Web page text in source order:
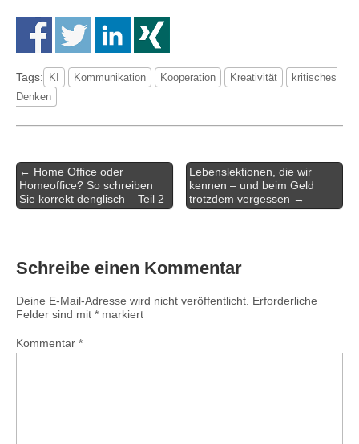
Tags: KI Kommunikation Kooperation Kreativität
kritisches
Denken
Post navigation
← Home Office oder
Homeoffice? So schreiben
Sie korrekt denglisch – Teil 2
Lebenslektionen, die wir
kennen – und beim Geld
trotzdem vergessen →
Schreibe einen Kommentar
Deine E-Mail-Adresse wird nicht veröffentlicht. Erforderliche
Felder sind mit * markiert
Kommentar *